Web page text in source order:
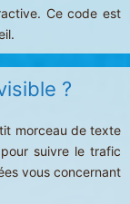
Ce code est
?
morceau de texte
suivre le trafic
vous concernant